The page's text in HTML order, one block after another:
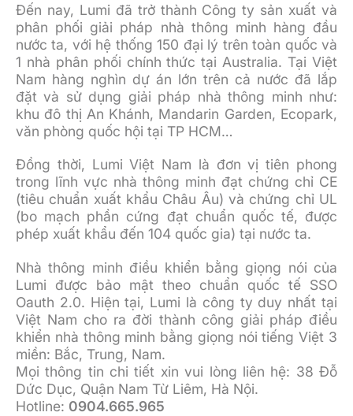
Đến nay, Lumi đã trở thành Công ty sản xuất và
phân phối giải pháp nhà thông minh hàng đầu
nước ta, với hệ thống 150 đại lý trên toàn quốc và
1 nhà phân phối chính thức tại Australia. Tại Việt
Nam hàng nghìn dự án lớn trên cả nước đã lắp
đặt và sử dụng giải pháp nhà thông minh như:
khu đô thị An Khánh, Mandarin Garden, Ecopark,
văn phòng quốc hội tại TP HCM…
Đồng thời, Lumi Việt Nam là đơn vị tiên phong
trong lĩnh vực nhà thông minh đạt chứng chỉ CE
(tiêu chuẩn xuất khẩu Châu Âu) và chứng chỉ UL
(bo mạch phần cứng đạt chuẩn quốc tế, được
phép xuất khẩu đến 104 quốc gia) tại nước ta.
Nhà thông minh điều khiển bằng giọng nói của
Lumi được bảo mật theo chuẩn quốc tế SSO
Oauth 2.0. Hiện tại, Lumi là công ty duy nhất tại
Việt Nam cho ra đời thành công giải pháp điều
khiển nhà thông minh bằng giọng nói tiếng Việt 3
miền: Bắc, Trung, Nam.
Mọi thông tin chi tiết xin vui lòng liên hệ: 38 Đỗ
Dức Dục, Quận Nam Từ Liêm, Hà Nội.
Hotline: 0904.665.965